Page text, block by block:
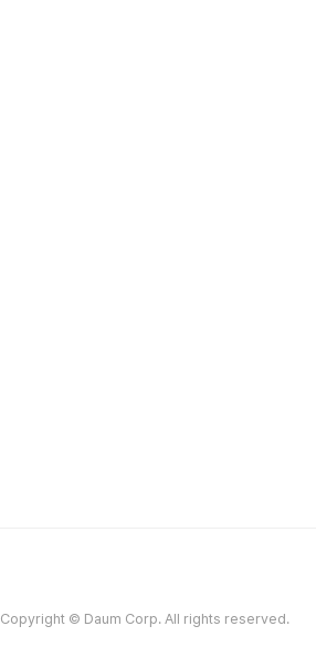
Copyright © Daum Corp. All rights reserved.